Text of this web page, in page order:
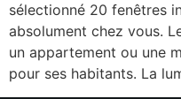
sélectionné 20 fenêtres
absolument chez vous.
un appartement ou une
pour ses habitants. La